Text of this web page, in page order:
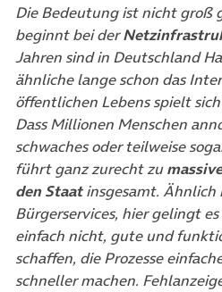
Die Bedeutung ist nicht groß
beginnt bei der
Jahren sind in Deutschland
ähnliche lange schon das
öffentlichen Lebens spielt
Dass Millionen Menschen
schwaches oder teilweise
führt ganz zurecht zu
den Staatinsgesamt. Ähnlich
Bürgerservices, hier gelingt
einfach nicht, gute und
schaffen, die Prozesse
schneller machen.